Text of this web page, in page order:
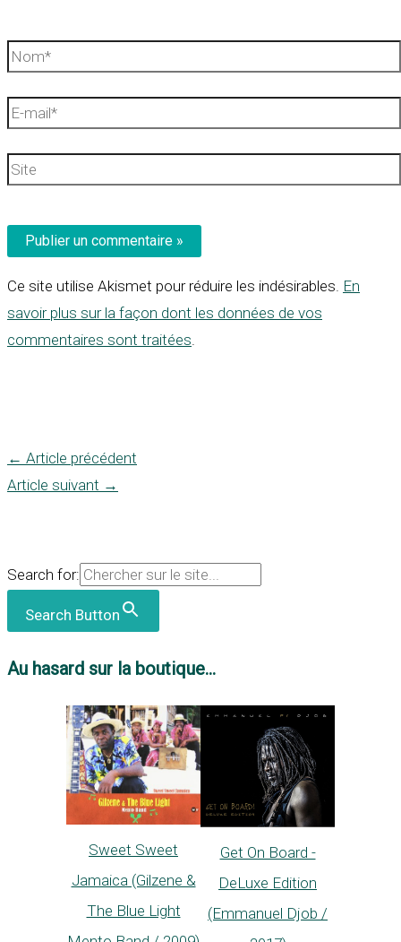
Nom*
E-
Site
Ce site utilise Akismet pour réduire les indésirables. En
savoir plus sur la façon dont les données de vos
commentaires sont traitées
← Article précédent
Article suivant →
Search for:
Search Button
Au hasard sur la boutique...
Sweet Sweet
Jamaica (Gilzene &
The Blue Light
Get On Board -
DeLuxe Edition
(Emmanuel Djob /